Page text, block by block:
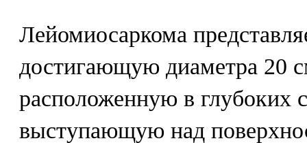
Лейомиосаркома
достигающую диаметра 20
расположенную в глубоких
выступающую над